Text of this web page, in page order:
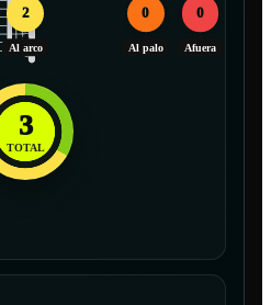
2
Al arco
0
Al palo
0
Afuera
3
TOTAL